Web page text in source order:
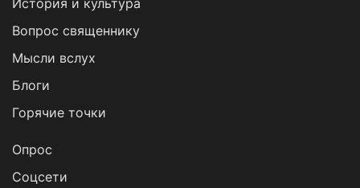
История и культура
Вопрос священнику
Мысли вслух
Блоги
Горячие точки
Опрос
Cоцсети